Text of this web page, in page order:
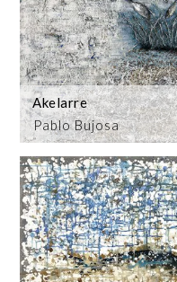
Pablo Bujosa
Akelarre